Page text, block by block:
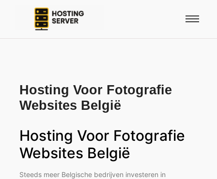
Hosting Voor Fotografie
Websites België
Hosting Voor Fotografie
Websites België
Steeds meer Belgische bedrijven investeren in